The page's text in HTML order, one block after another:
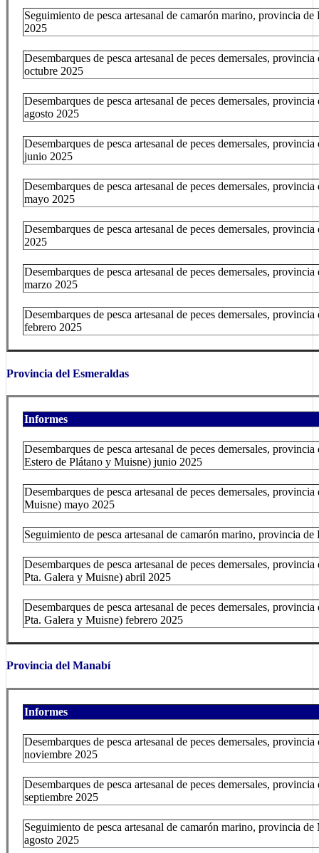
Seguimiento de pesca artesanal de camarón marino, provincia
2025
Desembarques de pesca artesanal de peces demersales,
octubre 2025
Desembarques de pesca artesanal de peces demersales,
agosto 2025
Desembarques de pesca artesanal de peces demersales,
junio 2025
Desembarques de pesca artesanal de peces demersales,
mayo 2025
Desembarques de pesca artesanal de peces demersales,
2025
Desembarques de pesca artesanal de peces demersales,
marzo 2025
Desembarques de pesca artesanal de peces demersales,
febrero 2025
Provincia del Esmeraldas
Informes
Desembarques de pesca artesanal de peces demersales,
Estero de Plátano y Muisne) junio 2025
Desembarques de pesca artesanal de peces demersales,
Muisne) mayo 2025
Seguimiento de pesca artesanal de camarón marino, provincia
Desembarques de pesca artesanal de peces demersales,
Pta. Galera y Muisne) abril 2025
Desembarques de pesca artesanal de peces demersales,
Pta. Galera y Muisne) febrero 2025
Provincia del Manabí
Informes
Desembarques de pesca artesanal de peces demersales,
noviembre 2025
Desembarques de pesca artesanal de peces demersales,
septiembre 2025
Seguimiento de pesca artesanal de camarón marino, provincia
agosto 2025